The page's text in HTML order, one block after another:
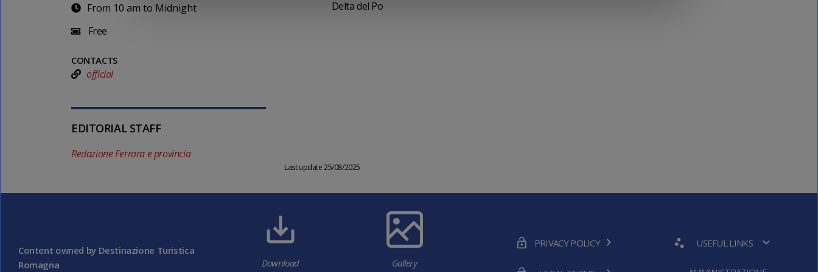
From 10 am to Midnight
Free
CONTACTS
official
Delta del Po
EDITORIAL STAFF
Redazione Ferrara e provincia
Last update 25/08/2025
Content owned by Destinazione Turistica
Romagna
Download Gallery
PRIVACY POLICY USEFUL LINKS